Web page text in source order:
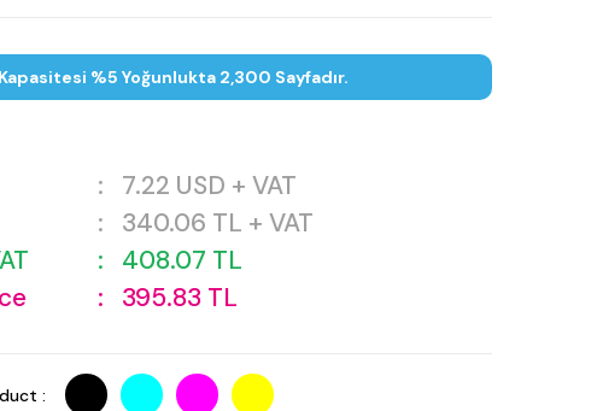
Kapasitesi %5 Yoğunlukta 2,300 Sayfadır.
: 7.22 USD + VAT
: 340.06 TL + VAT
: 408.07 TL
: 395.83 TL
: